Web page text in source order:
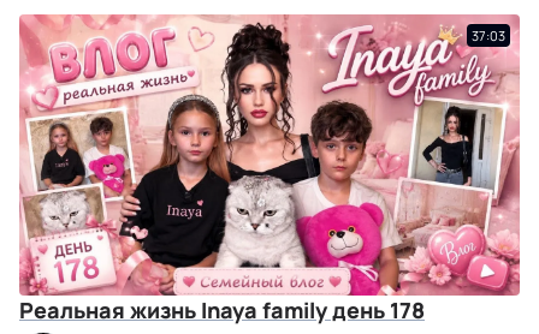
37:03
Реальная жизнь Inaya family день 178